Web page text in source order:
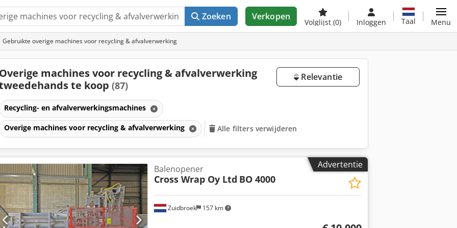
Zoeken Verkopen
Volglijst (0) Inloggen Taal Menu
Gebruikte overige machines voor recycling & afvalverwerking
Overige machines voor recycling & afvalverwerking
te koop (87)
Relevantie
Recycling- en afvalverwerkingsmachines
Overige machines voor recycling & afvalverwerking Alle filters verwijderen
Advertentie
Zuidbroek 157 km
Balenopener
Cross Wrap Oy Ltd BO 4000